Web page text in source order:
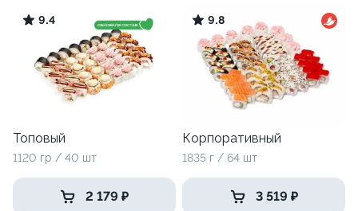
9.4
Топовый
1120 гр / 40 шт
2 179 ₽
9.8
Корпоративный
1835 г / 64 шт
3 519 ₽